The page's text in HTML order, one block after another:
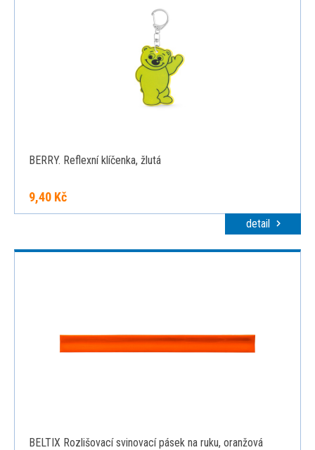
BERRY. Reflexní klíčenka, žlutá
9,40 Kč
detail
BELTIX Rozlišovací svinovací pásek na ruku, oranžová